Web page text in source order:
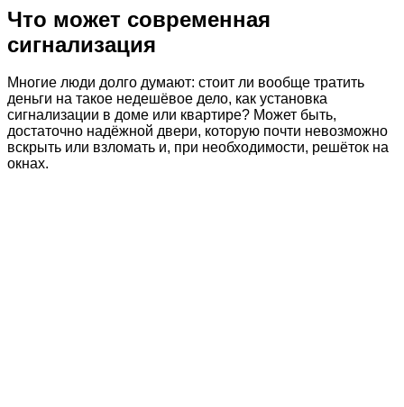
Что может современная
сигнализация
Многие люди долго думают: стоит ли вообще тратить
деньги на такое недешёвое дело, как установка
сигнализации в доме или квартире? Может быть,
достаточно надёжной двери, которую почти невозможно
вскрыть или взломать и, при необходимости, решёток на
окнах.